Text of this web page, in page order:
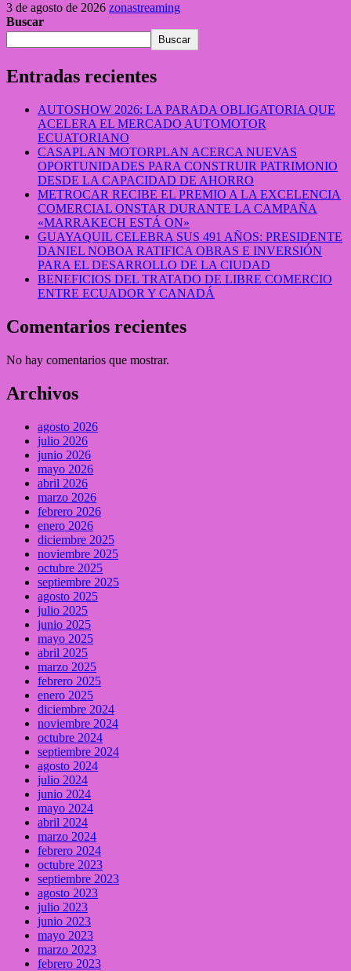
3 de agosto de 2026 zonastreaming
Buscar
Buscar
Entradas recientes
AUTOSHOW 2026: LA PARADA OBLIGATORIA QUE
ACELERA EL MERCADO AUTOMOTOR
ECUATORIANO
CASAPLAN MOTORPLAN ACERCA NUEVAS
OPORTUNIDADES PARA CONSTRUIR PATRIMONIO
DESDE LA CAPACIDAD DE AHORRO
METROCAR RECIBE EL PREMIO A LA EXCELENCIA
COMERCIAL ONSTAR DURANTE LA CAMPAÑA
«MARRAKECH ESTÁ ON»
GUAYAQUIL CELEBRA SUS 491 AÑOS: PRESIDENTE
DANIEL NOBOA RATIFICA OBRAS E INVERSIÓN
PARA EL DESARROLLO DE LA CIUDAD
BENEFICIOS DEL TRATADO DE LIBRE COMERCIO
ENTRE ECUADOR Y CANADÁ
Comentarios recientes
No hay comentarios que mostrar.
Archivos
agosto 2026
julio 2026
junio 2026
mayo 2026
abril 2026
marzo 2026
febrero 2026
enero 2026
diciembre 2025
noviembre 2025
octubre 2025
septiembre 2025
agosto 2025
julio 2025
junio 2025
mayo 2025
abril 2025
marzo 2025
febrero 2025
enero 2025
diciembre 2024
noviembre 2024
octubre 2024
septiembre 2024
agosto 2024
julio 2024
junio 2024
mayo 2024
abril 2024
marzo 2024
febrero 2024
octubre 2023
septiembre 2023
agosto 2023
julio 2023
junio 2023
mayo 2023
marzo 2023
febrero 2023